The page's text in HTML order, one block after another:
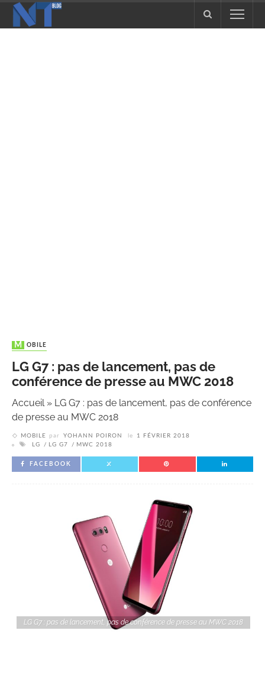
MOBILE
LG G7 : pas de lancement, pas de
conférence de presse au MWC 2018
Accueil» LG G7 : pas de lancement, pas de conférence
de presse au MWC 2018
MOBILE par YOHANN POIRON le
1 FÉVRIER 2018
LG
LG G7 MWC 2018
FACEBOOK
LG G7 : pas de lancement, pas de conférence de presse au MWC 2018